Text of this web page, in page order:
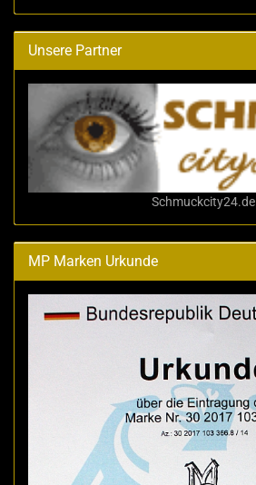
Unsere Partner
Schmuckcity24.de
MP Marken Urkunde